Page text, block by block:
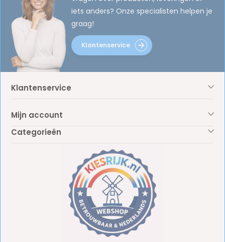
iets anders? Onze specialisten helpen je
graag!
Klantenservice
Klantenservice
Mijn account
Categorieën